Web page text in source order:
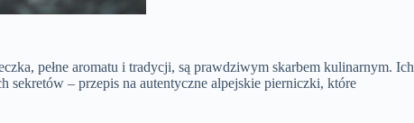
pełne aromatu i tradycji, są prawdziwym skarbem kulinarnym. Ich
sekretów – przepis na autentyczne alpejskie pierniczki, które